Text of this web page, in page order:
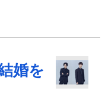
婚を